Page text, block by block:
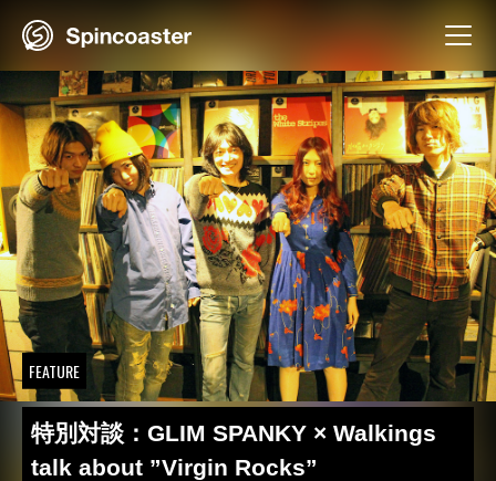
FEATURE
特別対談：GLIM SPANKY × Walkings
talk about ”Virgin Rocks”